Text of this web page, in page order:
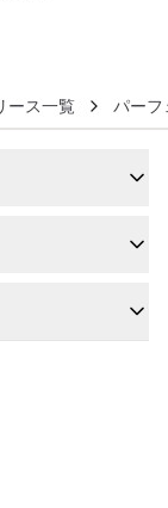
ース一覧 パーフ